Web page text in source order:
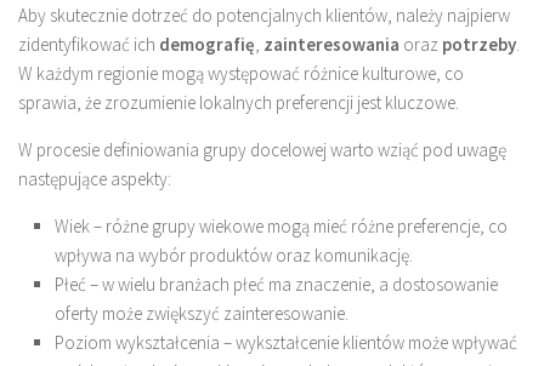
Aby skutecznie dotrzeć do potencjalnych klientów, należy najpierw
zidentyfikować ich demografię, zainteresowania oraz potrzeby.
W każdym regionie mogą występować różnice kulturowe, co
sprawia, że zrozumienie lokalnych preferencji jest kluczowe.
W procesie definiowania grupy docelowej warto wziąć pod uwagę
następujące aspekty:
Wiek – różne grupy wiekowe mogą mieć różne preferencje, co
wpływa na wybór produktów oraz komunikację.
Płeć – w wielu branżach płeć ma znaczenie, a dostosowanie
oferty może zwiększyć zainteresowanie.
Poziom wykształcenia – wykształcenie klientów może wpływać